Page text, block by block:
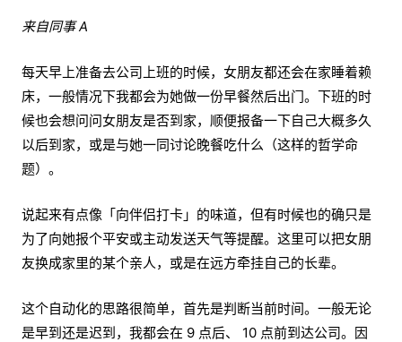
来自同事 A
每天早上准备去公司上班的时候，女朋友都还会在家睡着赖
床，一般情况下我都会为她做一份早餐然后出门。下班的时
候也会想问问女朋友是否到家，顺便报备一下自己大概多久
以后到家，或是与她一同讨论晚餐吃什么（这样的哲学命
题）。
说起来有点像「向伴侣打卡」的味道，但有时候也的确只是
为了向她报个平安或主动发送天气等提醒。这里可以把女朋
友换成家里的某个亲人，或是在远方牵挂自己的长辈。
这个自动化的思路很简单，首先是判断当前时间。一般无论
是早到还是迟到，我都会在 9 点后、 10 点前到达公司。因